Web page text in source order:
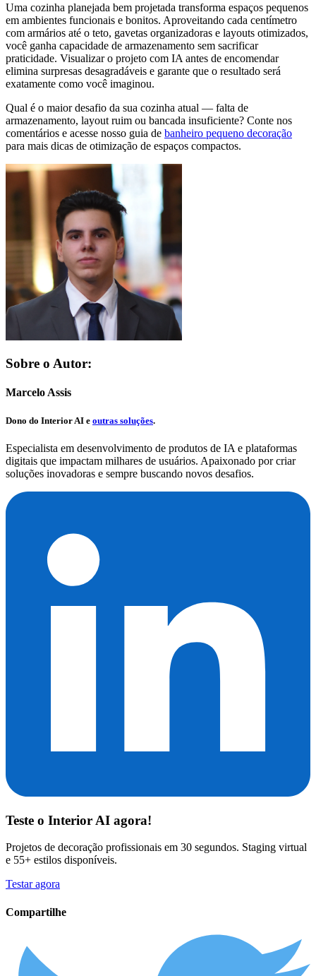
Uma cozinha planejada bem projetada transforma espaços pequenos
em ambientes funcionais e bonitos. Aproveitando cada centímetro
com armários até o teto, gavetas organizadoras e layouts otimizados,
você ganha capacidade de armazenamento sem sacrificar
praticidade. Visualizar o projeto com IA antes de encomendar
elimina surpresas desagradáveis e garante que o resultado será
exatamente como você imaginou.
Qual é o maior desafio da sua cozinha atual — falta de
armazenamento, layout ruim ou bancada insuficiente? Conte nos
comentários e acesse nosso guia de banheiro pequeno decoração
para mais dicas de otimização de espaços compactos.
Sobre o Autor:
Marcelo Assis
Dono do Interior AI e outras soluções.
Especialista em desenvolvimento de produtos de IA e plataformas
digitais que impactam milhares de usuários. Apaixonado por criar
soluções inovadoras e sempre buscando novos desafios.
Teste o Interior AI agora!
Projetos de decoração profissionais em 30 segundos. Staging virtual
e 55+ estilos disponíveis.
Testar agora
Compartilhe